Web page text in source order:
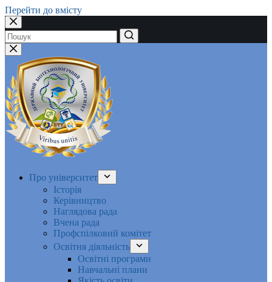
Перейти до вмісту
Немає
результатів
Про університет
Історія
Керівництво
Наглядова рада
Вчена рада
Профспілковий комітет
Освітня діяльність
Освітні програми
Навчальні плани